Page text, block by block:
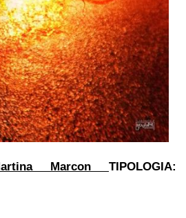
Marcon TIPOLOGIA: